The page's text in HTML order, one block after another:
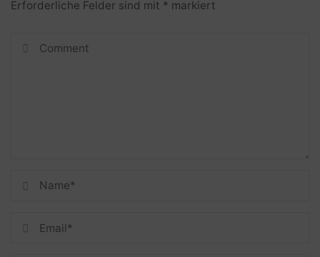
Erforderliche Felder sind mit * markiert